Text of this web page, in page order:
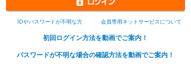
IDやパスワードが不明な方 会員専用ネットサービスについて
初回ログイン方法を動画でご案内！
パスワードが不明な場合の確認方法を動画でご案内！